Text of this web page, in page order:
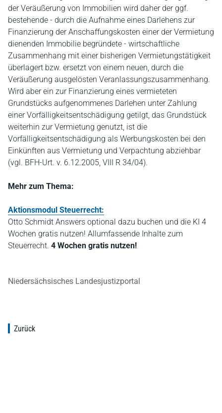
der Veräußerung von Immobilien wird daher der ggf.
bestehende - durch die Aufnahme eines Darlehens zur
Finanzierung der Anschaffungskosten einer der Vermietung
dienenden Immobilie begründete - wirtschaftliche
Zusammenhang mit einer bisherigen Vermietungstätigkeit
überlagert bzw. ersetzt von einem neuen, durch die
Veräußerung ausgelösten Veranlassungszusammenhang.
Wird aber ein zur Finanzierung eines vermieteten
Grundstücks aufgenommenes Darlehen unter Zahlung
einer Vorfälligkeitsentschädigung getilgt, das Grundstück
weiterhin zur Vermietung genutzt, ist die
Vorfälligkeitsentschädigung als Werbungskosten bei den
Einkünften aus Vermietung und Verpachtung abziehbar
(vgl. BFH-Urt. v. 6.12.2005, VIII R 34/04).
Mehr zum Thema:
Aktionsmodul Steuerrecht:
Otto Schmidt Answers optional dazu buchen und die KI 4
Wochen gratis nutzen! Allumfassende Inhalte zum
Steuerrecht. 4 Wochen gratis nutzen!
Niedersächsisches Landesjustizportal
Zurück